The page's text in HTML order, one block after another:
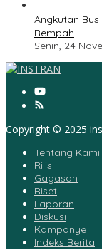
Angkutan
Rempah
Senin, 24
Copyright © 2025
Tentang Kami
Rilis
Gagasan
Riset
Laporan
Diskusi
Kampanye
Indeks Berita